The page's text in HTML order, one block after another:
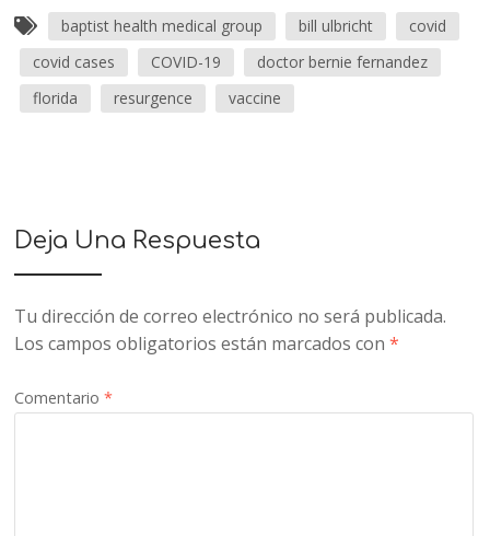
baptist health medical group bill ulbricht
covid
covid cases
COVID-19
doctor bernie fernandez
florida
resurgence vaccine
Deja Una Respuesta
Tu dirección de correo electrónico no será publicada.
Los campos obligatorios están marcados con*
Comentario*